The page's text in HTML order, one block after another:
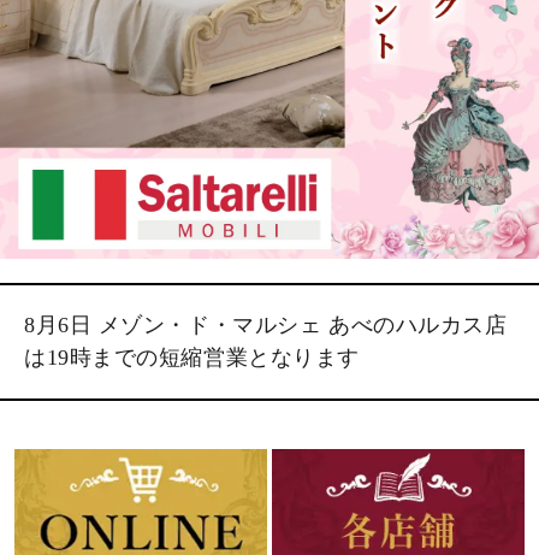
8月6日 メゾン・ド・マルシェ あべのハルカス店
は19時までの短縮営業となります